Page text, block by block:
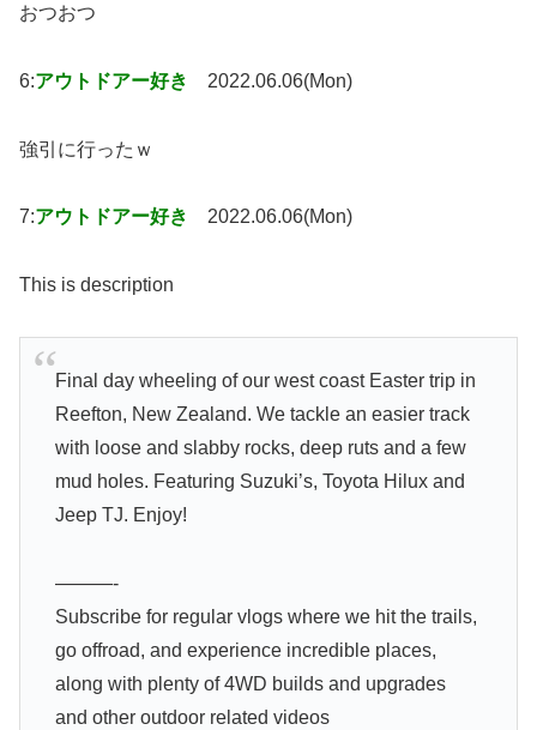
おつおつ
6:アウトドアー好き 2022.06.06(Mon)
強引に行ったｗ
7:アウトドアー好き 2022.06.06(Mon)
This is description
Final day wheeling of our west coast Easter trip in
Reefton, New Zealand. We tackle an easier track
with loose and slabby rocks, deep ruts and a few
mud holes. Featuring Suzuki’s, Toyota Hilux and
Jeep TJ. Enjoy!
———-
Subscribe for regular vlogs where we hit the trails,
go offroad, and experience incredible places,
along with plenty of 4WD builds and upgrades
and other outdoor related videos